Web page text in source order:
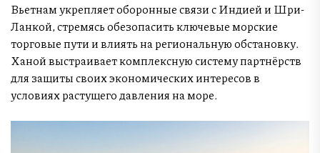
Вьетнам укрепляет оборонные связи с Индией и Шри-
Ланкой, стремясь обезопасить ключевые морские
торговые пути и влиять на региональную обстановку.
Ханой выстраивает комплексную систему партнёрств
для защиты своих экономических интересов в
условиях растущего давления на море.